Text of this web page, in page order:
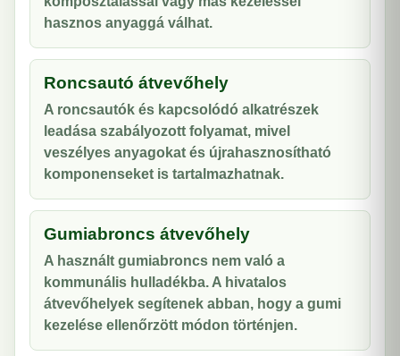
hasznos anyaggá válhat.
Roncsautó átvevőhely
A roncsautók és kapcsolódó alkatrészek
leadása szabályozott folyamat, mivel
veszélyes anyagokat és újrahasznosítható
komponenseket is tartalmazhatnak.
Gumiabroncs átvevőhely
A használt gumiabroncs nem való a
kommunális hulladékba. A hivatalos
átvevőhelyek segítenek abban, hogy a gumi
kezelése ellenőrzött módon történjen.